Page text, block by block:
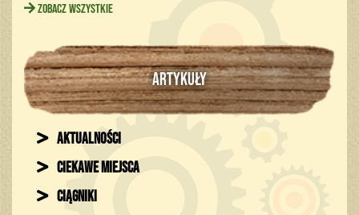
Zobacz wszystkie
ARTYKUŁY
Aktualności
Ciekawe miejsca
Ciągniki